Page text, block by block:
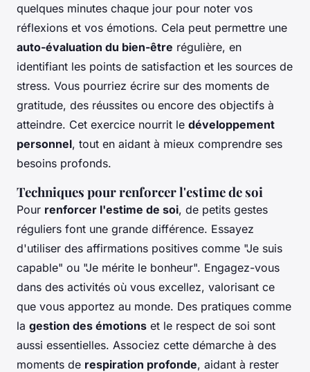
quelques minutes chaque jour pour noter vos
réflexions et vos émotions. Cela peut permettre une
auto-évaluation du bien-être régulière, en
identifiant les points de satisfaction et les sources de
stress. Vous pourriez écrire sur des moments de
gratitude, des réussites ou encore des objectifs à
atteindre. Cet exercice nourrit le développement
personnel, tout en aidant à mieux comprendre ses
besoins profonds.
Techniques pour renforcer l'estime de soi
Pour renforcer l'estime de soi, de petits gestes
réguliers font une grande différence. Essayez
d'utiliser des affirmations positives comme "Je suis
capable" ou "Je mérite le bonheur". Engagez-vous
dans des activités où vous excellez, valorisant ce
que vous apportez au monde. Des pratiques comme
la gestion des émotions et le respect de soi sont
aussi essentielles. Associez cette démarche à des
moments de respiration profonde, aidant à rester